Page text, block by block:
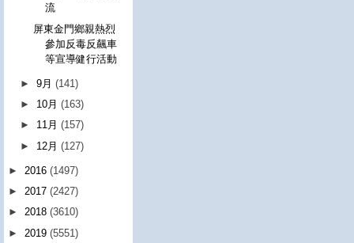
流
屏東金門鄉親熱烈
參加反毒反飆車
等宣導健行活動
►9月(141)
► 10月(163)
► 11月(157)
► 12月(127)
► 2016 (1497)
► 2017 (2427)
► 2018 (3610)
► 2019 (5551)